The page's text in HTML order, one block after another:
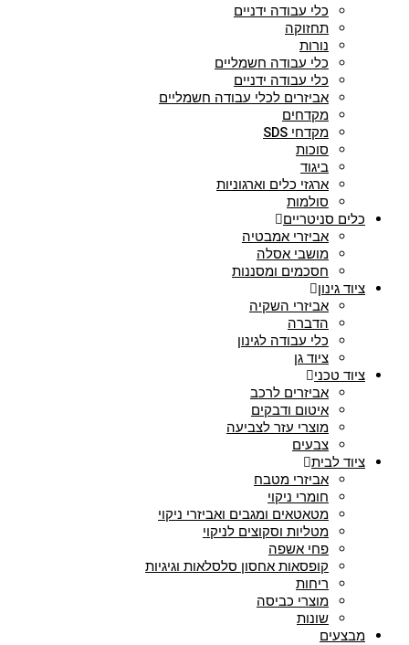
כלי עבודה ידניים
תחזוקה
נורות
כלי עבודה חשמליים
כלי עבודה ידניים
אביזרים לכלי עבודה חשמליים
מקדחים
מקדחי SDS
סוכות
ביגוד
ארגזי כלים וארגוניות
סולמות
כלים סניטריים
אביזרי אמבטיה
מושבי אסלה
חסכמים ומסננות
ציוד גינון
אביזרי השקיה
הדברה
כלי עבודה לגינון
ציוד גן
ציוד טכני
אביזרים לרכב
איטום ודבקים
מוצרי עזר לצביעה
צבעים
ציוד לבית
אביזרי מטבח
חומרי ניקוי
מטאטאים ומגבים ואביזרי ניקוי
מטליות וסקוצים לניקוי
פחי אשפה
קופסאות אחסון סלסלאות וגיגיות
ריחות
מוצרי כביסה
שונות
מבצעים